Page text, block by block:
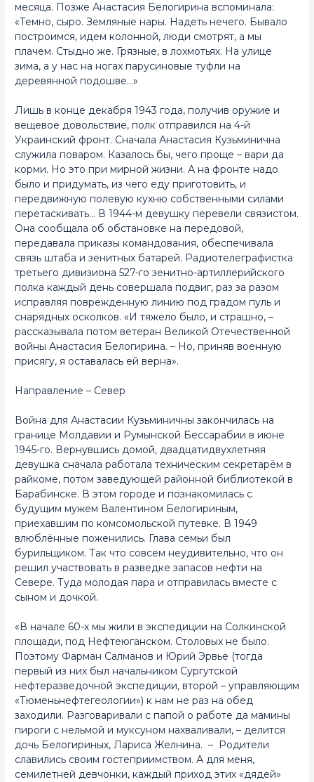
месяца. Позже Анастасия Белогирина вспоминала:
«Темно, сыро. Земляные нары. Надеть нечего. Бывало
построимся, идем колонной, люди смотрят, а мы
плачем. Стыдно же. Грязные, в лохмотьях. На улице
зима, а у нас на ногах парусиновые туфли на
деревянной подошве…»
Лишь в конце декабря 1943 года, получив оружие и
вещевое довольствие, полк отправился на 4-й
Украинский фронт. Сначала Анастасия Кузьминична
служила поваром. Казалось бы, чего проще – вари да
корми. Но это при мирной жизни. А на фронте надо
было и придумать, из чего еду приготовить, и
передвижную полевую кухню собственными силами
перетаскивать… В 1944-м девушку перевели связистом.
Она сообщала об обстановке на передовой,
передавала приказы командования, обеспечивала
связь штаба и зенитных батарей. Радиотелеграфистка
третьего дивизиона 527-го зенитно-артиллерийского
полка каждый день совершала подвиг, раз за разом
исправляя поврежденную линию под градом пуль и
снарядных осколков. «И тяжело было, и страшно, –
рассказывала потом ветеран Великой Отечественной
войны Анастасия Белогирина. – Но, приняв военную
присягу, я оставалась ей верна».
Направление – Север
Война для Анастасии Кузьминичны закончилась на
границе Молдавии и Румынской Бессарабии в июне
1945-го. Вернувшись домой, двадцатидвухлетняя
девушка сначала работала техническим секретарём в
райкоме, потом заведующей районной библиотекой в
Барабинске. В этом городе и познакомилась с
будущим мужем Валентином Белогириным,
приехавшим по комсомольской путевке. В 1949
влюблённые поженились. Глава семьи был
бурильщиком. Так что совсем неудивительно, что он
решил участвовать в разведке запасов нефти на
Севере. Туда молодая пара и отправилась вместе с
сыном и дочкой.
«В начале 60-х мы жили в экспедиции на Солкинской
площади, под Нефтеюганском. Столовых не было.
Поэтому Фарман Салманов и Юрий Эрвье (тогда
первый из них был начальником Сургутской
нефтеразведочной экспедиции, второй – управляющим
«Тюменьнефтегеологии») к нам не раз на обед
заходили. Разговаривали с папой о работе да мамины
пироги с нельмой и муксуном нахваливали, – делится
дочь Белогириных, Лариса Желнина. – Родители
славились своим гостеприимством. А для меня,
семилетней девчонки, каждый приход этих «дядей»